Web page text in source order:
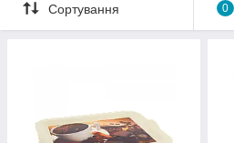
Сортування 0